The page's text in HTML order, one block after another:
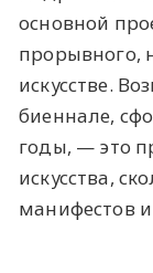
основной
прорывного,
искусстве.
биеннале,
годы, — это
искусства,
манифестов